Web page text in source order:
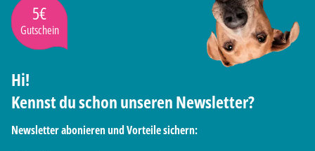
5€
Gutschein
Hi!
Kennst du schon unseren Newsletter?
Newsletter abonieren und Vorteile sichern: